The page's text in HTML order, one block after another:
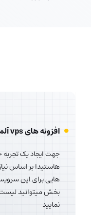
افزونه های vps آلمان
جهت ایجاد یک
هاستیدا بر اساس
هایی برای این
بخش میتوانید لیست
نمایید